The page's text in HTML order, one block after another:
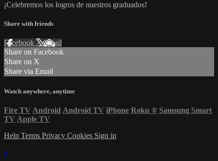
¡Celebremos los logros de nuestros graduados!
Share with friends
Facebook XEmail
Share on Facebook
Share on X
Share via Email
Watch anywhere, anytime
Fire TV Android Android TV iPhone Roku ® Samsung Smart
TV Apple TV
Help Terms Privacy Cookies Sign in
×